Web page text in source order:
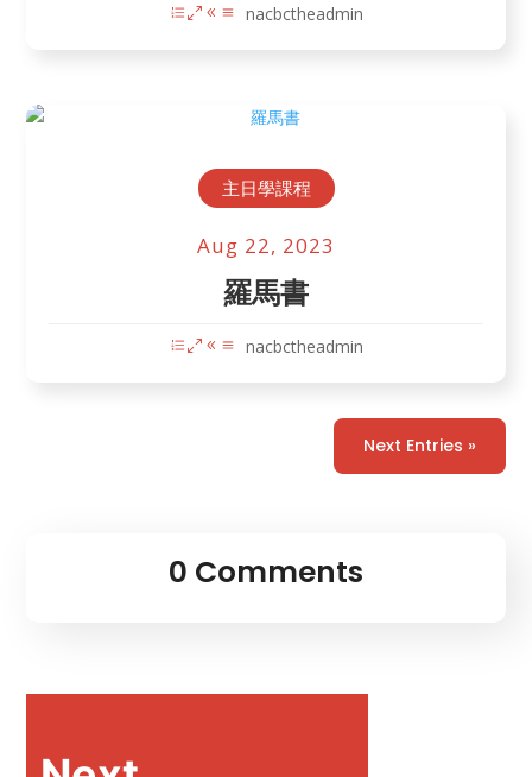
nacbctheadmin
主日學課程
Aug 22, 2023
羅馬書
nacbctheadmin
Next Entries »
0 Comments